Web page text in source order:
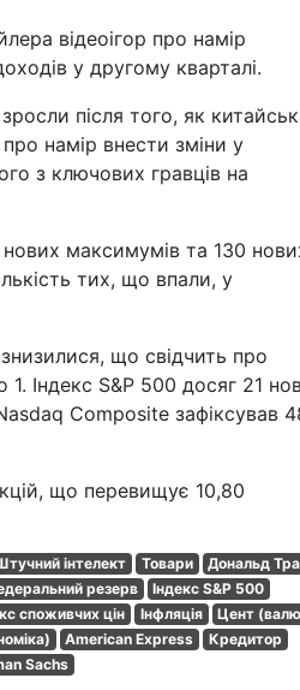
відеоігор про намір
у другому кварталі.
після того, як
намір внести зміни у
з ключових гравців на
максимумів та 130
тих, що впали, у
знизилися, що свідчить про
Індекс S&P 500 досяг 21
Composite зафіксував
що перевищує 10,80
інтелект Товари
Дональд
резерв
Індекс S&P 500
споживчих цін Інфляція
Цент
American Express
Кредитор
Sachs